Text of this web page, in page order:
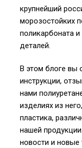
крупнейший
морозостойких
поликарбоната
деталей.
В этом блоге вы
инструкции,
нами
изделиях из
пластика,
нашей
новости и новые